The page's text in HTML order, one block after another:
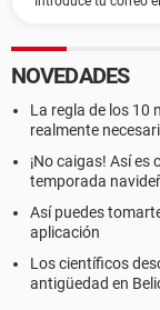
NOVEDADES
La regla de los 10
realmente
¡No caigas! Así
temporada
Así puedes
aplicación
Los científicos
antigüedad en